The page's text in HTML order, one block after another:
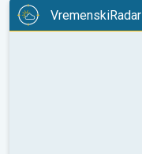
VremenskiRadar